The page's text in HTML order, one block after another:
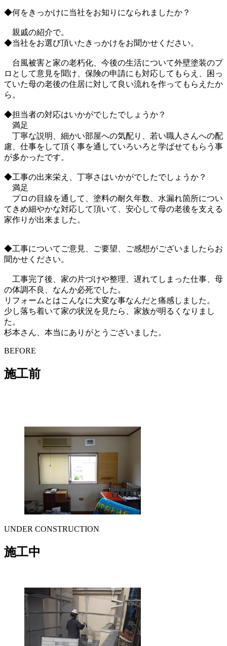
◆何をきっかけに当社をお知りになられましたか？
親戚の紹介で。
◆当社をお選び頂いたきっかけをお聞かせください。
台風被害と家の老朽化、今後の生活について外壁塗装のプ
ロとして意見を聞け、保険の申請にも対応してもらえ、困っ
ていた母の老後の住居に対して良い流れを作ってもらえたか
ら。
◆担当者の対応はいかがでしたでしょうか？
満足
丁寧な説明、細かい部屋への気配り、若い職人さんへの配
慮、仕事をして頂く事を通していろいろと学ばせてもらう事
が多かったです。
◆工事の出来栄え、丁寧さはいかがでしたでしょうか？
満足
プロの目線を通して、塗料の耐久年数、水漏れ箇所につい
てきめ細やかな対応して頂いて、安心して母の老後を支える
家作りが出来ました。
◆工事についてご意見、ご要望、ご感想がございましたらお
聞かせください。
工事完了後、家の片づけや整理、遅れてしまった仕事、母
の体調不良、なんか必死でした。
リフォームとはこんなに大変な事なんだと痛感しました。
少し落ち着いて家の状況を見たら、家族が明るくなりまし
た。
杉本さん、本当にありがとうございました。
BEFORE
施工前
UNDER CONSTRUCTION
施工中